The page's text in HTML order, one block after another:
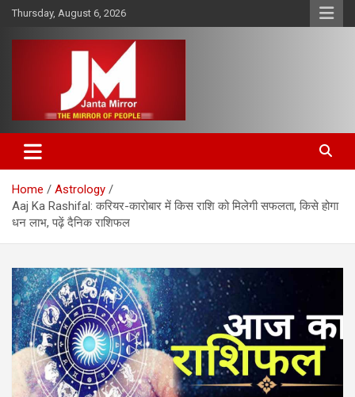
Skip
content
Thursday, August 6, 2026
Janta Mirror
Home
Astrology
Aaj Ka Rashifal: करियर-कारोबार में किस राशि को मिलेगी सफलता, किसे होगा
धन लाभ, पढ़ें दैनिक राशिफल